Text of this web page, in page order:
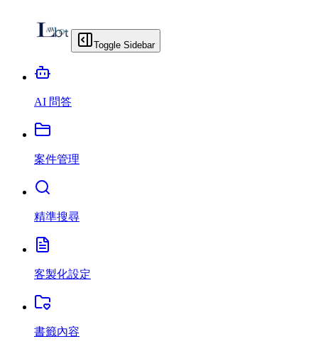
Toggle Sidebar
AI 問答
案件管理
精準搜尋
客製化設定
書籤內容